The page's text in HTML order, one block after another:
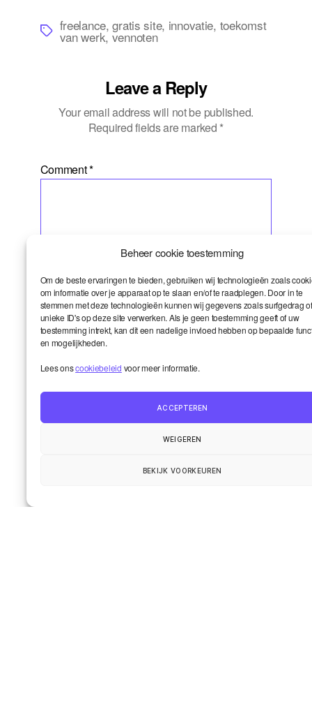
Beheer cookie toestemming
Om de beste ervaringen te bieden, gebruiken wij technologieën zoals
om informatie over je apparaat op te slaan en/of te raadplegen. Door in te
stemmen met deze technologieën kunnen wij gegevens zoals surfgedrag of
unieke ID's op deze site verwerken. Als je geen toestemming geeft of uw
toestemming intrekt, kan dit een nadelige invloed hebben op bepaalde
en mogelijkheden.
Lees onscookiebeleid voor meer informatie.
ACCEPTEREN
WEIGEREN
BEKIJK VOORKEUREN
Tagsfreelance,gratis site, innovatie, toekomst
van werk, vennoten
Leave a Reply
Your email address will not be published.
Required fields are marked *
Comment*
Name*
Email*